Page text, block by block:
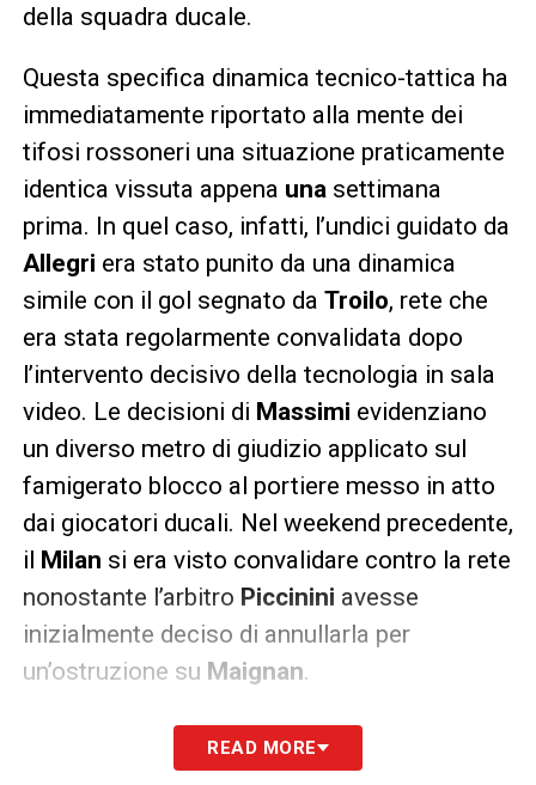
della squadra ducale.
Questa specifica dinamica tecnico-tattica ha
immediatamente riportato alla mente dei
tifosi rossoneri una situazione praticamente
identica vissuta appena una settimana
prima. In quel caso, infatti, l’undici guidato da
Allegri era stato punito da una dinamica
simile con il gol segnato da Troilo, rete che
era stata regolarmente convalidata dopo
l’intervento decisivo della tecnologia in sala
video. Le decisioni di Massimi evidenziano
un diverso metro di giudizio applicato sul
famigerato blocco al portiere messo in atto
dai giocatori ducali. Nel weekend precedente,
il Milan si era visto convalidare contro la rete
nonostante l’arbitro Piccinini avesse
inizialmente deciso di annullarla per
un’ostruzione su Maignan.
Come era facile prevedere dopo il lungo
strascico di pesanti polemiche arbitrali,
READ MORE